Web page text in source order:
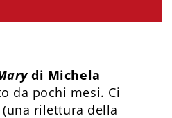
di Michela
da pochi mesi. Ci
rilettura della